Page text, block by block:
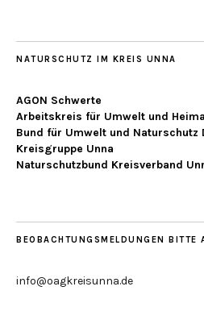
NATURSCHUTZ IM KREIS UNNA
AGON Schwerte
Arbeitskreis für Umwelt und
Bund für Umwelt und Naturschutz
Kreisgruppe Unna
Naturschutzbund Kreisverband
BEOBACHTUNGSMELDUNGEN BITTE
info@oagkreisunna.de